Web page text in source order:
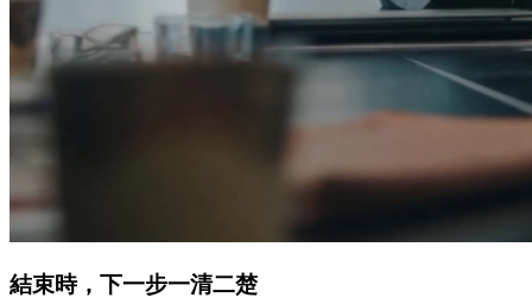
結束時，下一步一清二楚